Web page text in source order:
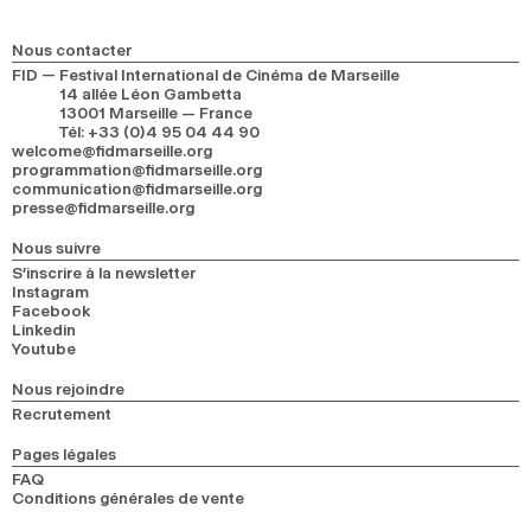
RECHERCHE
Nous contacter
FID — Festival International de Cinéma de Marseille
14 allée Léon Gambetta
13001 Marseille — France
Tél: +33 (0)4 95 04 44 90
welcome@fidmarseille.org
programmation@fidmarseille.org
communication@fidmarseille.org
presse@fidmarseille.org
Nous suivre
S’inscrire à la newsletter
Instagram
Facebook
Linkedin
Youtube
Nous rejoindre
Recrutement
Pages légales
FAQ
Conditions générales de vente